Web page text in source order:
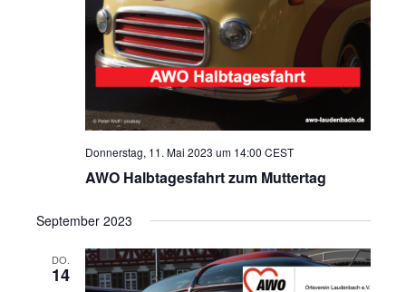
AWO Halbtagesfahrt zum Muttertag
Donnerstag, 11. Mai 2023 um 14:00 CEST
September 2023
DO.
14